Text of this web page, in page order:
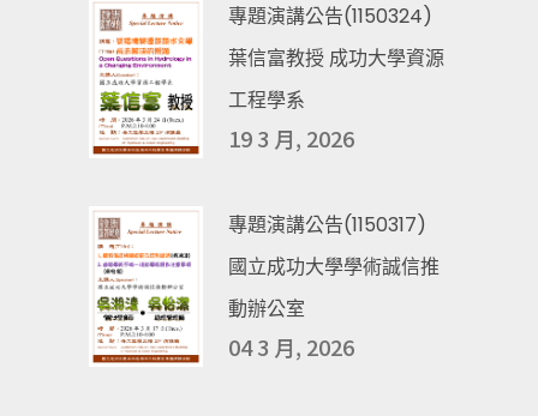
專題演講公告(1150324)
葉信富教授 成功大學資源
工程學系
19 3 月, 2026
專題演講公告(1150317)
國立成功大學學術誠信推
動辦公室
04 3 月, 2026